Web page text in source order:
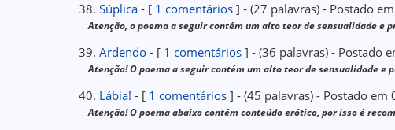
38.Súplica - [ 1 comentários ] - (27 palavras) - Postado
Atenção, o poema a seguir contém um alto teor de sensualidade e
39.Ardendo - [ 1 comentários ] - (36 palavras) - Postado
Atenção! O poema a seguir contém um alto teor de sensualidade e
40. Lábia! - [ 1 comentários ] - (45 palavras) - Postado
Atenção! O poema abaixo contém conteúdo erótico, por isso é